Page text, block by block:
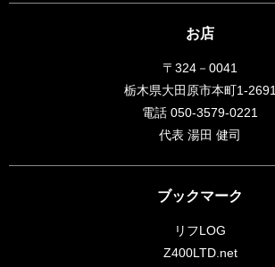
お店
〒324－0041
栃木県大田原市本町1-2691
電話 050-3579-0221
代表 湯田 健司
ブックマーク
リフLOG
Z400LTD.net